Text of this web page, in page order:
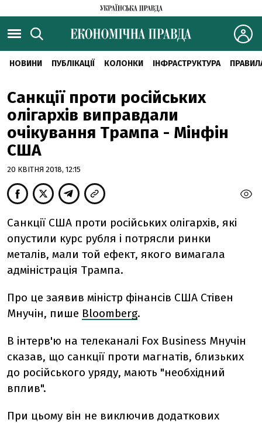
НОВИНИ ПУБЛІКАЦІЇ КОЛОНКИ ІНФРАСТРУКТУРА
Санкції проти російських
олігархів виправдали
очікування Трампа - Мінфін
США
20 КВІТНЯ 2018, 12:15
Санкції США проти російських олігархів, які
опустили курс рубля і потрясли ринки
металів, мали той ефект, якого вимагала
адміністрація Трампа.
Про це заявив міністр фінансів США Стівен
Мнучін, пише Bloomberg.
В інтерв'ю на телеканалі Fox Business Мнучін
сказав, що санкції проти магнатів, близьких
до російського уряду, мають "необхідний
вплив".
При цьому він не виключив додаткових